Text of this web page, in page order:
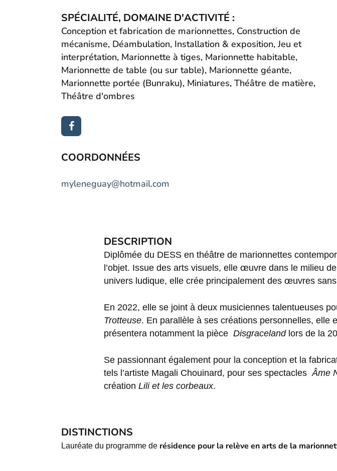
SPÉCIALITÉ, DOMAINE D'ACTIVITÉ :
Conception et fabrication de marionnettes, Construction de
mécanisme, Déambulation, Installation & exposition, Jeu et
interprétation, Marionnette à tiges, Marionnette habitable,
Marionnette de table (ou sur table), Marionnette géante,
Marionnette portée (Bunraku), Miniatures, Théâtre de matière,
Théâtre d'ombres
COORDONNÉES
myleneguay@hotmail.com
DESCRIPTION
Diplômée du DESS en théâtre de marionnettes
l’objet. Issue des arts visuels, elle œuvre dans le milieu
univers ludique, elle crée principalement des œuvres
En 2022, elle se joint à deux musiciennes talentueuses
Trotteuse. En parallèle à ses créations personnelles, elle
présentera notamment la pièce Disgraceland lors de la
Se passionnant également pour la conception et la
tels l’artiste Magali Chouinard, pour ses spectaclesÂme
création Lili et les corbeaux.
DISTINCTIONS
Lauréate du programme de résidence pour la relève en arts de la